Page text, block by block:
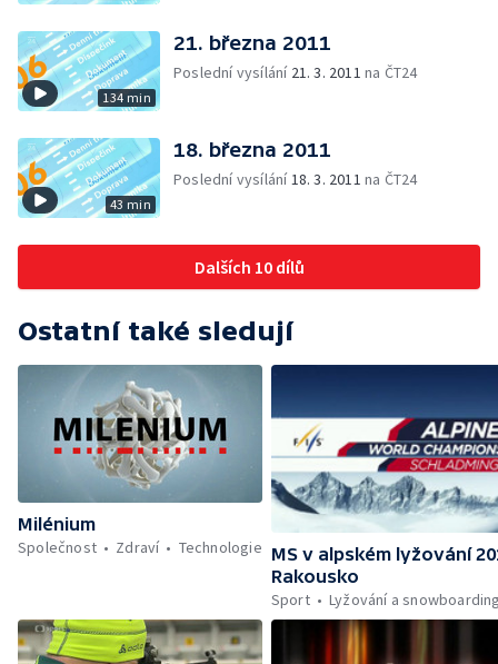
134 min
21. března 2011
Poslední vysílání 21. 3. 2011 na ČT24
43 min
18. března 2011
Poslední vysílání18. 3. 2011 na ČT24
Dalších 10 dílů
Ostatní také sledují
Milénium
Společnost
Zdraví Technologie MS v alpském lyžování
Rakousko
Sport
Lyžování a